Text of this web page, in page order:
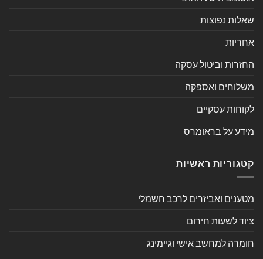
שאלות נפוצות
אחריות
החזרות וביטול עסקה
משלוחים ואספקה
לקוחות עסקיים
מידע על בראומרס
קטגוריות ראשיות
מטענים ואביזרים לרכב חשמלי
ציוד לשעות חירום
חומרה למחשב אישי וגיימינג